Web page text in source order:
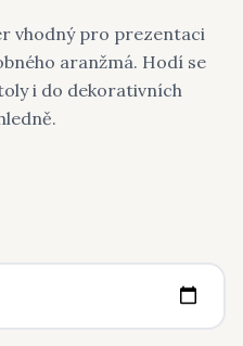
vhodný pro prezentaci
aranžmá. Hodí se
i do dekorativních